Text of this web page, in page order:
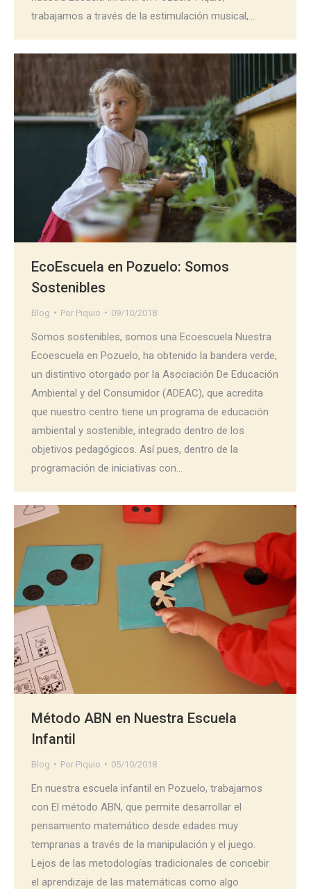
trabajamos a través de la estimulación musical,…
EcoEscuela en Pozuelo: Somos
Sostenibles
Blog Por Piquio 09/10/2018
Somos sostenibles, somos una Ecoescuela Nuestra
Ecoescuela en Pozuelo, ha obtenido la bandera verde,
un distintivo otorgado por la Asociación De Educación
Ambiental y del Consumidor (ADEAC), que acredita
que nuestro centro tiene un programa de educación
ambiental y sostenible, integrado dentro de los
objetivos pedagógicos. Así pues, dentro de la
programación de iniciativas con…
Método ABN en Nuestra Escuela
Infantil
Blog Por Piquio 05/10/2018
En nuestra escuela infantil en Pozuelo, trabajamos
con El método ABN, que permite desarrollar el
pensamiento matemático desde edades muy
tempranas a través de la manipulación y el juego.
Lejos de las metodologías tradicionales de concebir
el aprendizaje de las matemáticas como algo